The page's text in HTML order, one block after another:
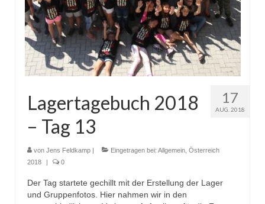
17
AUG. 2018
Lagertagebuch 2018
– Tag 13
von Jens Feldkamp | Eingetragen bei: Allgemein Österreich
2018
| 0
Der Tag startete gechillt mit der Erstellung der Lager
und Gruppenfotos. Hier nahmen wir in den